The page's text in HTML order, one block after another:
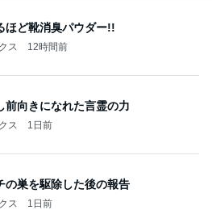
ほど靴消臭パウダー!!
ス 12時間前
前向きになれた言霊の力
ス 1日前
の巣を駆除した後の報告
ス 1日前